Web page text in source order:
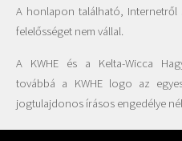
A honlapon található, Internetről
felelősséget nem vállal.
A KWHE és a Kelta-Wicca
továbbá a KWHE logo az
jogtulajdonos írásos engedélye
A honlapon található fotók